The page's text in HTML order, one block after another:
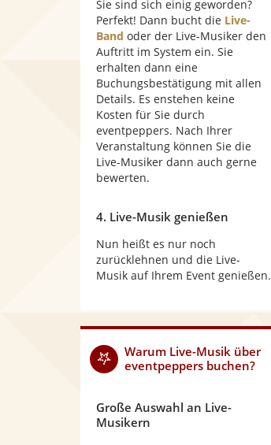
Sie sind sich einig geworden?
Perfekt! Dann bucht die Live-
Band oder der Live-Musiker den
Auftritt im System ein. Sie
erhalten dann eine
Buchungsbestätigung mit allen
Details. Es enstehen keine
Kosten für Sie durch
eventpeppers. Nach Ihrer
Veranstaltung können Sie die
Live-Musiker dann auch gerne
bewerten.
4. Live-Musik genießen
Nun heißt es nur noch
zurücklehnen und die Live-
Musik auf Ihrem Event genießen.
Warum Live-Musik über
eventpeppers buchen?
Große Auswahl an Live-
Musikern